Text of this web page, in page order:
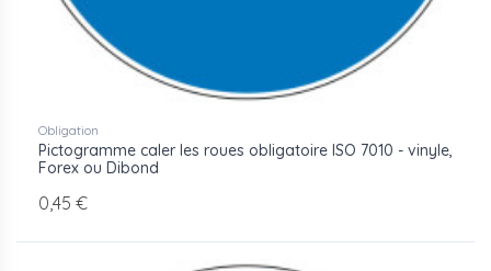
Obligation
Pictogramme caler les roues obligatoire ISO 7010 - vinyle,
Forex ou Dibond
0,45 €